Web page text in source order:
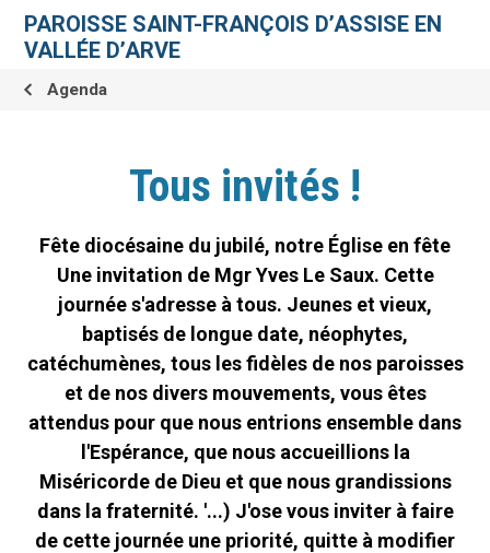
contenu.
navigation
personnelsPAROISSE SAINT-FRANÇOIS D’ASSISE EN
VALLÉE D’ARVE
Agenda
Tous invités !
Fête diocésaine du jubilé, notre Église en fête
Une invitation de Mgr Yves Le Saux. Cette
journée s'adresse à tous. Jeunes et vieux,
baptisés de longue date, néophytes,
catéchumènes, tous les fidèles de nos paroisses
et de nos divers mouvements, vous êtes
attendus pour que nous entrions ensemble dans
l'Espérance, que nous accueillions la
Miséricorde de Dieu et que nous grandissions
dans la fraternité. '...) J'ose vous inviter à faire
de cette journée une priorité, quitte à modifier